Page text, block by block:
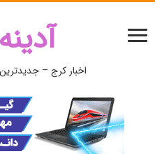
اخبار کرج – جدیدترین